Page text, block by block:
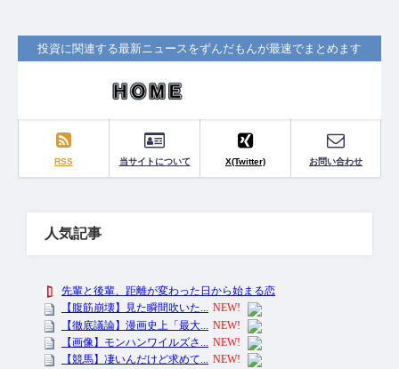
投資に関連する最新ニュースをずんだもんが最速でまとめます
RSS 当サイトについて X(Twitter) お問い合わせ
人気記事